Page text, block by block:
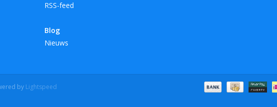
RSS-feed
Blog
Nieuws
by Lightspeed